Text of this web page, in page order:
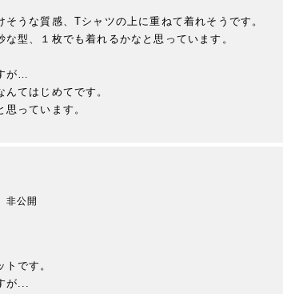
うな質感、Tシャツの上に重ねて着れそうです。
型、１枚でも着れるかなと思っています。
が…
てはじめてです。
っています。
非公開
です。
が...